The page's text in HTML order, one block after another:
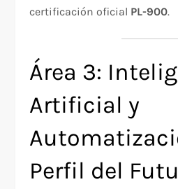
certificación oficial PL-900.
Área 3:
Artificial y
Perfil del